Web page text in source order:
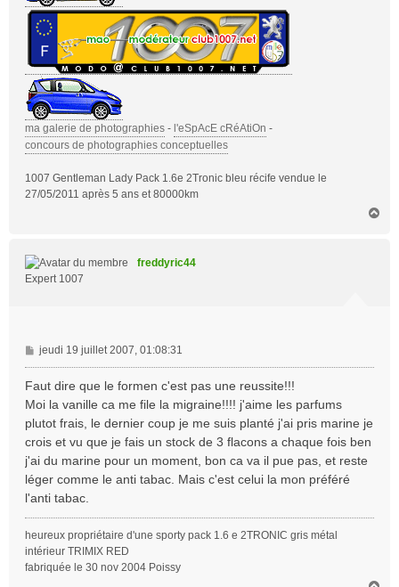
ma galerie de photographies - l'eSpAcE cRéAtiOn -
concours de photographies conceptuelles
1007 Gentleman Lady Pack 1.6e 2Tronic bleu récife vendue le
27/05/2011 après 5 ans et 80000km
freddyric44
Expert 1007
M
e
s
g
e
jeudi 19 juillet 2007, 01:08:31
Faut dire que le formen c'est pas une reussite!!!
Moi la vanille ca me file la migraine!!!! j'aime les parfums
plutot frais, le dernier coup je me suis planté j'ai pris marine je
crois et vu que je fais un stock de 3 flacons a chaque fois ben
j'ai du marine pour un moment, bon ca va il pue pas, et reste
léger comme le anti tabac. Mais c'est celui la mon préféré
l'anti tabac.
heureux propriétaire d'une sporty pack 1.6 e 2TRONIC gris métal
intérieur TRIMIX RED
fabriquée le 30 nov 2004 Poissy